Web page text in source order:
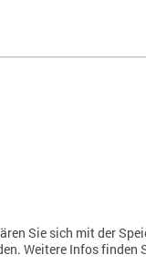
Sie sich mit der
Weitere Infos finden